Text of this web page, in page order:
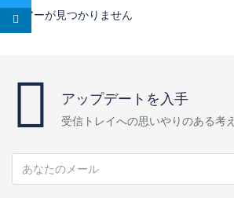
ツアーが見つかりません
アップデートを入手
受信トレイへの思いやりのある考え